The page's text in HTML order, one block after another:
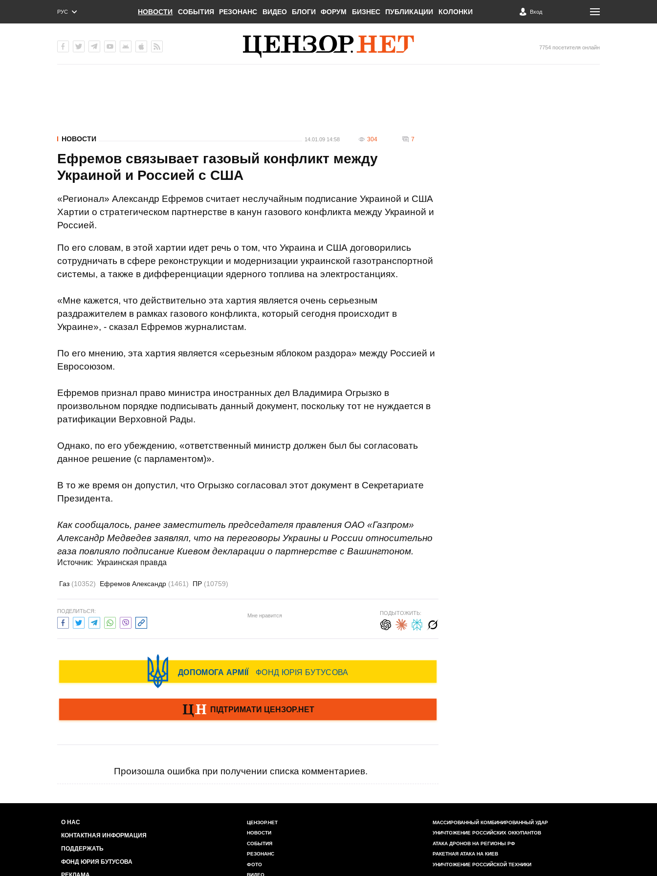
РУС
ENG
НОВОСТИ СОБЫТИЯ РЕЗОНАНС ВИДЕО БЛОГИ ФОРУМ БИЗНЕС ПУБЛИКАЦИИ КОЛОНКИ Вход
7754 посетителя онлайн
НОВОСТИ 14.01.09 14:58 304 7
Ефремов связывает газовый конфликт между
Украиной и Россией с США
«Регионал» Александр Ефремов считает неслучайным подписание Украиной и США
Хартии о стратегическом партнерстве в канун газового конфликта между Украиной и
Россией.
По его словам, в этой хартии идет речь о том, что Украина и США договорились
сотрудничать в сфере реконструкции и модернизации украинской газотранспортной
системы, а также в дифференциации ядерного топлива на электростанциях.
«Мне кажется, что действительно эта хартия является очень серьезным
раздражителем в рамках газового конфликта, который сегодня происходит в
Украине», - сказал Ефремов журналистам.
По его мнению, эта хартия является «серьезным яблоком раздора» между Россией и
Евросоюзом.
Ефремов признал право министра иностранных дел Владимира Огрызко в
произвольном порядке подписывать данный документ, поскольку тот не нуждается в
ратификации Верховной Рады.
Однако, по его убеждению, «ответственный министр должен был бы согласовать
данное решение (с парламентом)».
В то же время он допустил, что Огрызко согласовал этот документ в Секретариате
Президента.
Как сообщалось, ранее заместитель председателя правления ОАО «Газпром»
Александр Медведев заявлял, что на переговоры Украины и России относительно
газа повлияло подписание Киевом декларации о партнерстве с Вашингтоном.
Источник: Украинская правда
Газ (10352) Ефремов Александр (1461) ПР (10759)
ПОДЕЛИТЬСЯ:
Мне нравится ПОДЫТОЖИТЬ:
Произошла ошибка при получении списка комментариев.
О НАС
КОНТАКТНАЯ ИНФОРМАЦИЯ
ПОДДЕРЖАТЬ
ФОНД ЮРИЯ БУТУСОВА
ЦЕНЗОР.НЕТ
НОВОСТИ
СОБЫТИЯ
РЕЗОНАНС
ФОТО
ВИДЕО
МАССИРОВАННЫЙ КОМБИНИРОВАННЫЙ УДАР
УНИЧТОЖЕНИЕ РОССИЙСКИХ ОККУПАНТОВ
АТАКА ДРОНОВ НА РЕГИОНЫ РФ
РАКЕТНАЯ АТАКА НА КИЕВ
УНИЧТОЖЕНИЕ РОССИЙСКОЙ ТЕХНИКИ